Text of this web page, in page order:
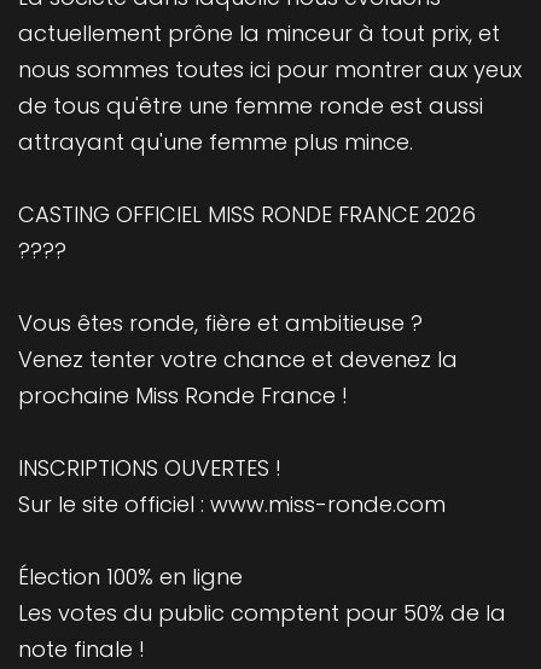
actuellement prône la minceur à tout prix, et
nous sommes toutes ici pour montrer aux yeux
de tous qu'être une femme ronde est aussi
attrayant qu'une femme plus mince.
CASTING OFFICIEL MISS RONDE FRANCE 2026
????
Vous êtes ronde, fière et ambitieuse ?
Venez tenter votre chance et devenez la
prochaine Miss Ronde France !
INSCRIPTIONS OUVERTES !
Sur le site officiel : www.miss-ronde.com
Élection 100% en ligne
Les votes du public comptent pour 50% de la
note finale !